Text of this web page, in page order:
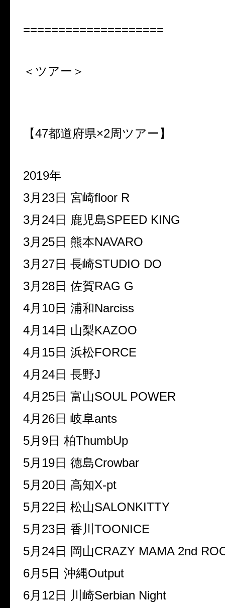
====================
＜ツアー＞
【47都道府県×2周ツアー】
2019年
3月23日 宮崎floor R
3月24日 鹿児島SPEED KING
3月25日 熊本NAVARO
3月27日 長崎STUDIO DO
3月28日 佐賀RAG G
4月10日 浦和Narciss
4月14日 山梨KAZOO
4月15日 浜松FORCE
4月24日 長野J
4月25日 富山SOUL POWER
4月26日 岐阜ants
5月9日 柏ThumbUp
5月19日 徳島Crowbar
5月20日 高知X-pt
5月22日 松山SALONKITTY
5月23日 香川TOONICE
5月24日 岡山CRAZY MAMA 2nd
6月5日 沖縄Output
6月12日 川崎Serbian Night